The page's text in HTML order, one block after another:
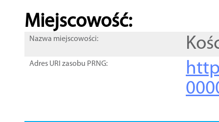
Miejscowość:
Nazwa miejscowości:
Adres URI zasobu PRNG: